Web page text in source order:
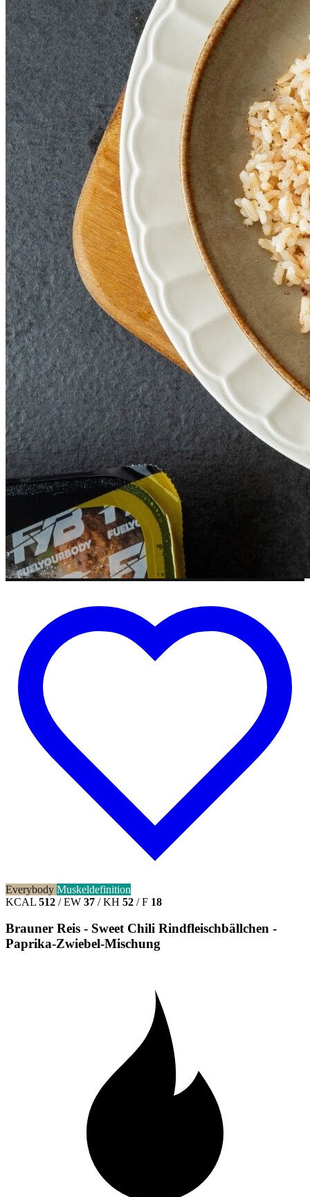
Everybody Muskeldefinition
KCAL 512 / EW 37 / KH 52 / F 18
Brauner Reis - Sweet Chili Rindfleischbällchen -
Paprika-Zwiebel-Mischung